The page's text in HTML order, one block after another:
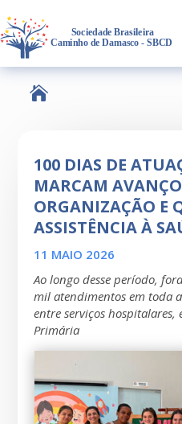

100 DIAS DE
MARCAM
ORGANIZAÇÃO E
ASSISTÊNCIA À
11 MAIO 2026
Ao longo desse período,
mil atendimentos em toda
entre serviços hospitalares,
Primária